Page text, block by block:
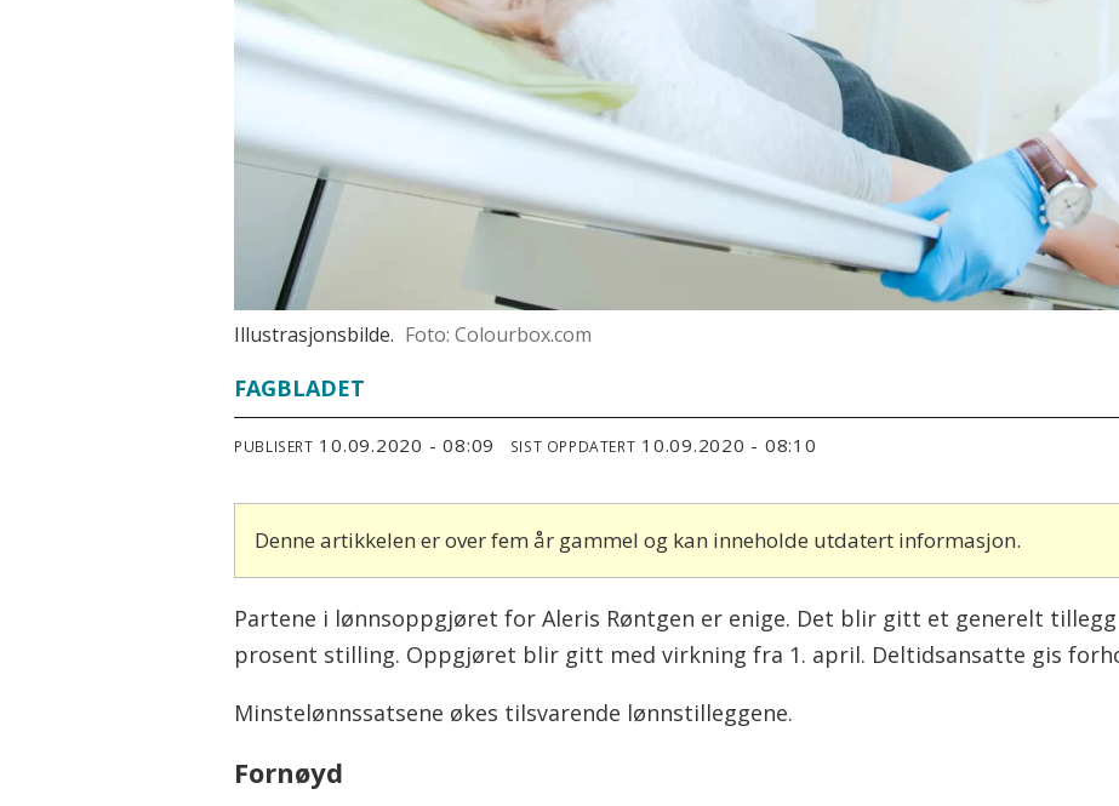
Illustrasjonsbilde. Foto: Colourbox.com
FAGBLADET
PUBLISERT 10.09.2020 - 08:09 SIST OPPDATERT 10.09.2020 - 08:10
Denne artikkelen er over fem år gammel og kan inneholde utdatert informasjon.
Partene i lønnsoppgjøret for Aleris Røntgen er enige. Det blir gitt et generelt
prosent stilling. Oppgjøret blir gitt med virkning fra 1. april. Deltidsansatte gis
Minstelønnssatsene økes tilsvarende lønnstilleggene.
Fornøyd